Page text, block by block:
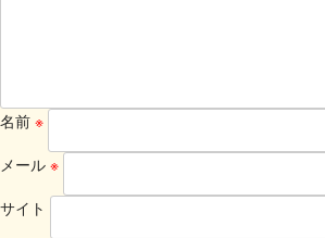
名前 ※
メール ※
サイト